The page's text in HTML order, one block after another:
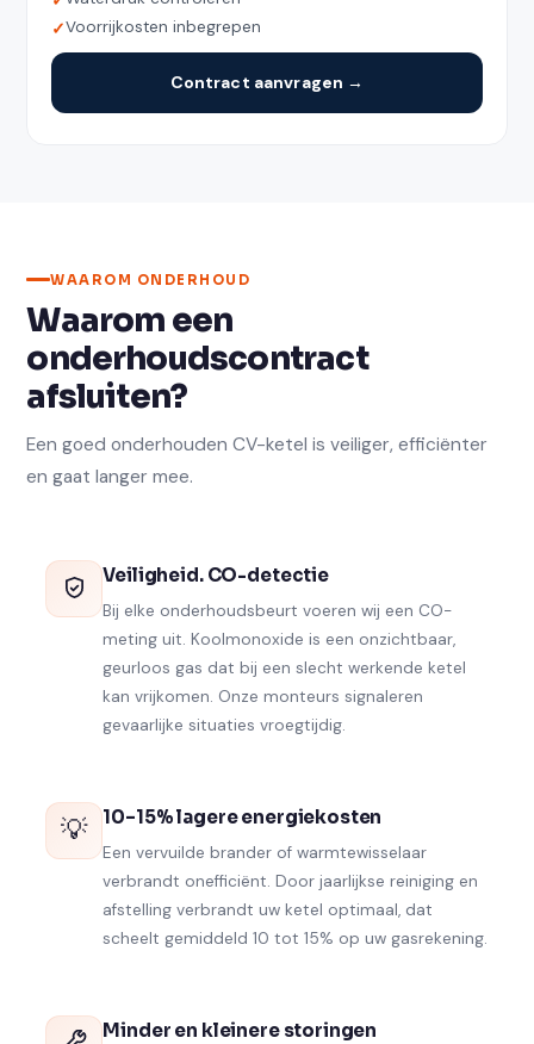
Voorrijkosten inbegrepen
Contract aanvragen →
WAAROM ONDERHOUD
Waarom een
onderhoudscontract
afsluiten?
Een goed onderhouden CV-ketel is veiliger, efficiënter
en gaat langer mee.
Veiligheid. CO-detectie
Bij elke onderhoudsbeurt voeren wij een CO-
meting uit. Koolmonoxide is een onzichtbaar,
geurloos gas dat bij een slecht werkende ketel
kan vrijkomen. Onze monteurs signaleren
gevaarlijke situaties vroegtijdig.
💡 10–15% lagere energiekosten
Een vervuilde brander of warmtewisselaar
verbrandt onefficiënt. Door jaarlijkse reiniging en
afstelling verbrandt uw ketel optimaal, dat
scheelt gemiddeld 10 tot 15% op uw gasrekening.
Minder en kleinere storingen